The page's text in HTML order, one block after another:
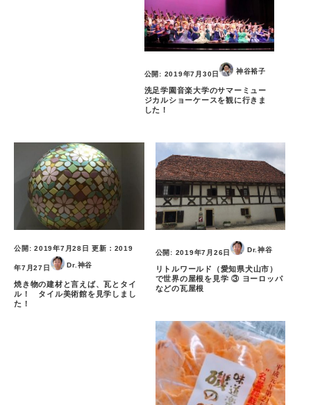
公開: 2019年7月30日 神谷裕子
洗足学園音楽大学のサマーミュー
ジカルショーケースを観に行きま
した！
公開: 2019年7月28日 更新： 2019
年7月27日 Dr.神谷
焼き物の建材と言えば、瓦とタイ
ル！ タイル美術館を見学しまし
た！
公開: 2019年7月26日 Dr.神谷
リトルワールド（愛知県犬山市）
で世界の屋根を見学 ③ ヨーロッパ
などの瓦屋根